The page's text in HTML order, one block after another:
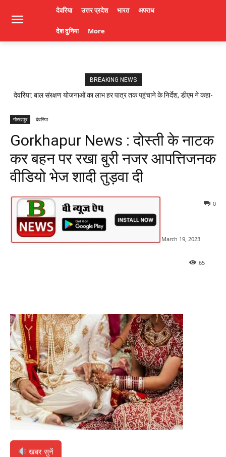
देवरिया उत्तर प्रदेश भारत अपराध
देश दुनिया More
BREAKING NEWS
देवरिया: बाल संरक्षण योजनाओं का लाभ हर पात्र तक पहुंचाने के निर्देश, डीएम ने कहा-
गोरखपुर देवरिया
Gorkhapur News : दोस्ती के नाटक
कर बहन पर रखा बुरी नजर आपत्तिजनक
वीडियो भेज शादी तुड़वा दी
March 19, 2023
0
65
खबर सुनें